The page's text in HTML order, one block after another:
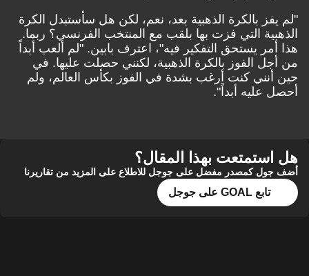
"لم يفز بالكرة الذهبية بعد، نعم، لكن هل سأستبدل الكرة
الذهبية التي فزت بها بلقب مع المنتخب الفرنسي؟ ربما.
هذا أمر يستحق التفكير فيه"، اعترف بابين. "لم ألعب أبداً
من أجل الفوز بالكرة الذهبية، لكنني حصلت عليها. في
حين أنني كنت أرغب بشدة في الفوز بكأس العالم، ولم
أحصل عليه أبداً".
هل استمتعت بهذا المقال؟
أضف جول كمصدر مفضل على جوجل للاطلاع على المزيد من تقاريرنا
تابع GOAL على جوجل